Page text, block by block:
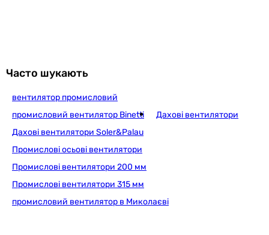
Китай
даховий
даховий
даховий
Вид
для агресивних середовищ
для агресивних середовищ
для агресивних середовищ
Часто шукають
вентилятор промисловий
промисловий вентилятор Binetti
Дахові вентилятори
Дахові вентилятори Soler&Palau
Промислові осьові вентилятори
Промислові вентилятори 200 мм
Промислові вентилятори 315 мм
промисловий вентилятор в Миколаєві